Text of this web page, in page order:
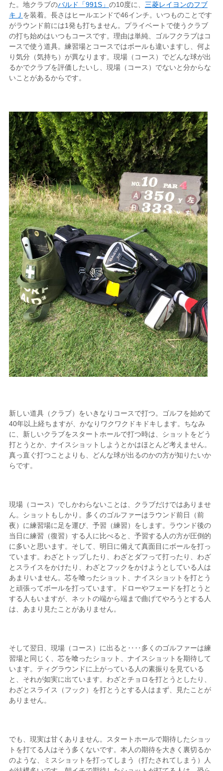
た。地クラブのバルド「991S」 の10度に、 三菱レイヨンのフブ
キＪ を装着。長さはヒールエンドで46インチ。いつものことです
がラウンド前には1発も打ちません。プライベートで使うクラブ
の打ち始めはいつもコースです。理由は単純、ゴルフクラブはコ
ースで使う道具。練習場とコースではボールも違いますし、何よ
り気分（気持ち）が異なります。現場（コース）でどんな球が出
るかでクラブを評価したいし、現場（コース）でないと分からな
いことがあるからです。
新しい道具（クラブ）をいきなりコースで打つ。ゴルフを始めて
40年以上経ちますが、かなりワクワクドキドキします。ちなみ
に、新しいクラブをスタートホールで打つ時は、ショットをどう
打とうとか、ナイスショットしようとかはほとんど考えません。
真っ直ぐ打つことよりも、どんな球が出るのかの方が知りたいか
らです。
現場（コース）でしかわらないことは、クラブだけではありませ
ん。ショットもしかり。多くのゴルファーはラウンド前日（前
夜）に練習場に足を運び、予習（練習）をします。ラウンド後の
当日に練習（復習）する人に比べると、予習する人の方が圧倒的
に多いと思います。そして、明日に備えて真面目にボールを打っ
ています。わざとトップしたり、わざとダフって打ったり、わざ
とスライスをかけたり、わざとフックをかけようとしている人は
あまりいません。芯を喰ったショット、ナイスショットを打とう
と頑張ってボールを打っています。ドローやフェードを打とうと
する人もいますが、ネットの端から端まで曲げてやろうとする人
は、あまり見たことがありません。
そして翌日、現場（コース）に出ると‥‥多くのゴルファーは練
習場と同じく、芯を喰ったショット、ナイスショットを期待して
います。ティグラウンドに上がっている人の素振りを見ている
と、それが如実に出ています。わざとチョロを打とうとしたり、
わざとスライス（フック）を打とうとする人はまず、見たことが
ありません。
でも、現実は甘くありません。スタートホールで期待したショッ
トを打てる人はそう多くないです。本人の期待を大きく裏切るか
のような、ミスショットを打ってしまう（打たされてしまう）人